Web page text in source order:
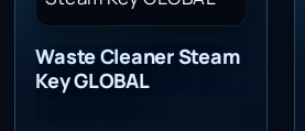
Waste Cleaner Steam
Key GLOBAL